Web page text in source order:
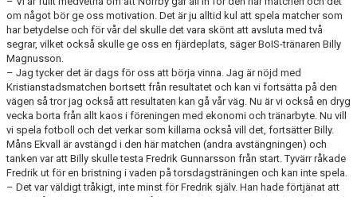
om något bör ge oss motivation. Det är ju alltid kul att spela matcher som
har betydelse och för vår del skulle det vara skönt att avsluta med två
segrar, vilket också skulle ge oss en fjärdeplats, säger BoIS-tränaren Billy
Magnusson.
– Jag tycker det är dags för oss att börja vinna. Jag är nöjd med
Kristianstadsmatchen bortsett från resultatet och kan vi fortsätta på den
vägen så tror jag också att resultaten kan gå vår väg. Nu är vi också en dryg
vecka borta från allt kaos i föreningen med ekonomi och tränarbyte. Nu vill
vi spela fotboll och det verkar som killarna också vill det, fortsätter Billy.
Måns Ekvall är avstängd i den här matchen (andra avstängningen) och
tanken var att Billy skulle testa Fredrik Gunnarsson från start. Tyvärr råkade
Fredrik ut för en bristning i vaden på torsdagsträningen och kan inte spela.
– Det var väldigt tråkigt, inte minst för Fredrik själv. Han hade förtjänat att